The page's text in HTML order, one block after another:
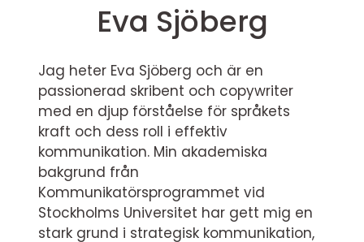
Eva Sjöberg
Jag heter Eva Sjöberg och är en
passionerad skribent och copywriter
med en djup förståelse för språkets
kraft och dess roll i effektiv
kommunikation. Min akademiska
bakgrund från
Kommunikatörsprogrammet vid
Stockholms Universitet har gett mig en
stark grund i strategisk kommunikation,